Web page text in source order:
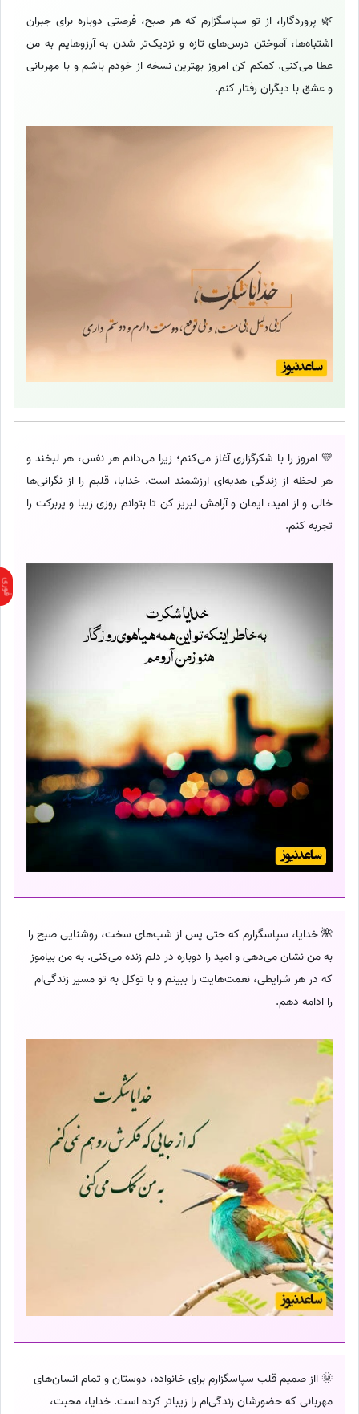
🌿 پروردگارا، از تو سپاسگزارم که هر صبح، فرصتی دوباره برای جبران
اشتباه‌ها، آموختن درس‌های تازه و نزدیک‌تر شدن به آرزوهایم به من
عطا می‌کنی. کمکم کن امروز بهترین نسخه از خودم باشم و با مهربانی
و عشق با دیگران رفتار کنم.
💛 امروز را با شکرگزاری آغاز می‌کنم؛ زیرا می‌دانم هر نفس، هر لبخند و
هر لحظه از زندگی هدیه‌ای ارزشمند است. خدایا، قلبم را از نگرانی‌ها
خالی و از امید، ایمان و آرامش لبریز کن تا بتوانم روزی زیبا و پربرکت را
تجربه کنم.
🌺 خدایا، سپاسگزارم که حتی پس از شب‌های سخت، روشنایی صبح را
به من نشان می‌دهی و امید را دوباره در دلم زنده می‌کنی. به من بیاموز
که در هر شرایطی، نعمت‌هایت را ببینم و با توکل به تو مسیر زندگی‌ام
را ادامه دهم.
🌞 ااز صمیم قلب سپاسگزارم برای خانواده، دوستان و تمام انسان‌های
مهربانی که حضورشان زندگی‌ام را زیباتر کرده است. خدایا، محبت،